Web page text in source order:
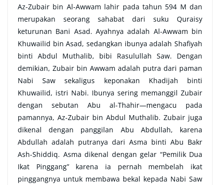
Az-Zubair bin Al-Awwam lahir pada tahun 594 M dan
merupakan seorang sahabat dari suku Quraisy
keturunan Bani Asad. Ayahnya adalah Al-Awwam bin
Khuwailid bin Asad, sedangkan ibunya adalah Shafiyah
binti Abdul Muthalib, bibi Rasulullah Saw. Dengan
demikian, Zubair bin Awwam adalah putra dari paman
Nabi Saw sekaligus keponakan Khadijah binti
Khuwailid, istri Nabi. Ibunya sering memanggil Zubair
dengan sebutan Abu al-Thahir—mengacu pada
pamannya, Az-Zubair bin Abdul Muthalib. Zubair juga
dikenal dengan panggilan Abu Abdullah, karena
Abdullah adalah putranya dari Asma binti Abu Bakr
Ash-Shiddiq. Asma dikenal dengan gelar “Pemilik Dua
Ikat Pinggang” karena ia pernah membelah ikat
pinggangnya untuk membawa bekal kepada Nabi Saw